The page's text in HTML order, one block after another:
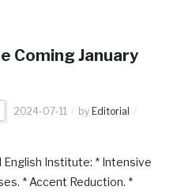
Coming January
2024-07-11 by Editorial
English Institute: * Intensive
* Accent Reduction. *